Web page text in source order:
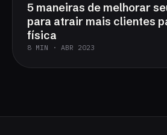
5 maneiras de melhorar
para atrair mais clientes
física
8 MIN · ABR 2023